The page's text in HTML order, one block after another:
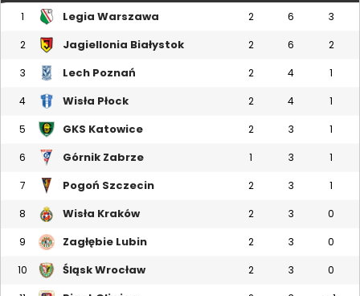
1 Legia Warszawa 2 6 3
2 Jagiellonia Białystok 2 6 2
3 Lech Poznań 2 4 1
4 Wisła Płock 2 4 1
5 GKS Katowice 2 3 1
6 Górnik Zabrze 1 3 1
7 Pogoń Szczecin 2 3 1
8 Wisła Kraków 2 3 0
9 Zagłębie Lubin 2 3 0
10 Śląsk Wrocław 2 3 0